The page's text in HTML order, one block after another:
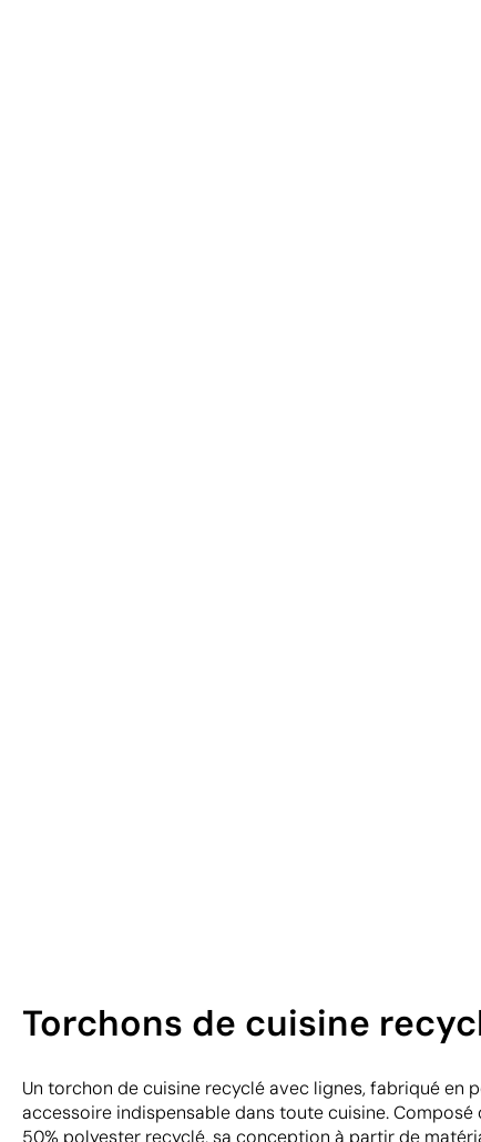
Torchons de cuisine
Un torchon de cuisine recyclé avec lignes, fabriqué en
accessoire indispensable dans toute cuisine.